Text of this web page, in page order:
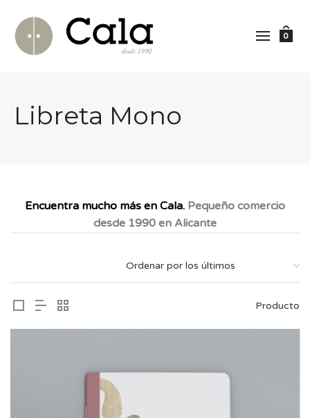
0
Libreta Mono
Encuentra mucho más en Cala. Pequeño comercio
desde 1990 en Alicante
Producto